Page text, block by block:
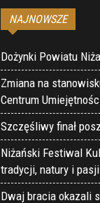
NAJNOWSZE
Dożynki Powiatu
Zmiana na
Centrum
Szczęśliwy finał
Niżański Festiwal
tradycji, natury i
Dwaj bracia okazali